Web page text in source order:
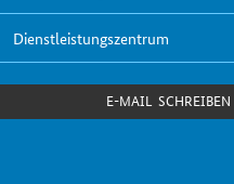
Dienstleistungszentrum
E-MAIL SCHREIBEN